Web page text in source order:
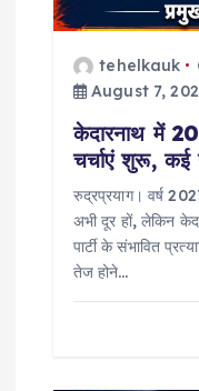
o
tehelkauk
August 7,
केदारनाथ में
चर्चाएं शुरू,
रुद्रप्रयाग। वर्ष
अभी दूर हों, लेकिन
पार्टी के संभावित
तेज होने…